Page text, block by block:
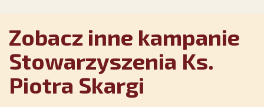
Zobacz inne kampanie
Stowarzyszenia Ks.
Piotra Skargi